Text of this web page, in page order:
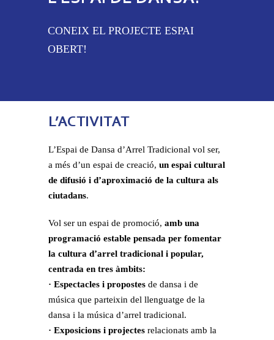
CONEIX EL PROJECTE ESPAI
OBERT!
L’ACTIVITAT
L’Espai de Dansa d’Arrel Tradicional vol ser,
a més d’un espai de creació, un espai cultural
de difusió i d’aproximació de la cultura als
ciutadans.
Vol ser un espai de promoció, amb una
programació estable pensada per fomentar
la cultura d’arrel tradicional i popular,
centrada en tres àmbits:
· Espectacles i propostesde dansa i de
música que parteixin del llenguatge de la
dansa i la música d’arrel tradicional.
· Exposicions i projectesrelacionats amb la